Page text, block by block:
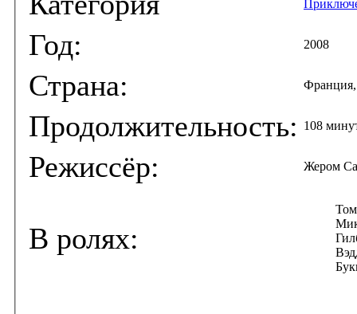
Год: 2008
Страна: Франция,
Продолжительность: 108
Режиссёр: Жером
В ролях: